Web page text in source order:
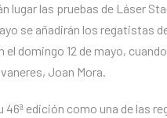
lugar las pruebas de Láser
se añadirán los regatistas
el domingo 12 de mayo,
Joan Mora.
46ª edición como una de las